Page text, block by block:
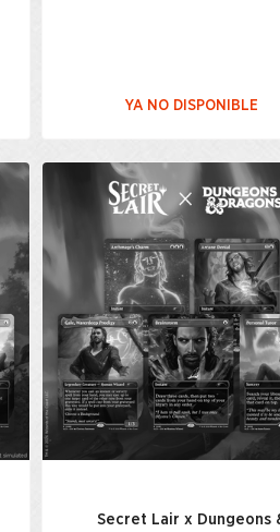
YA NO DISPONIBLE
Secret Lair x Dungeons